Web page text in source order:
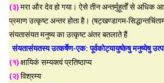
(३)मरा और देव हो गया। ऐसे तीन अन्तर्मुहूर्तों से अधिक
प्रमाण उत्कृष्ट अन्तर होता है। (षट्खण्डागम-
संयतासंयत मनुष्य का उत्कृष्ट अंतर बतलाते हैं
संयतासंयतस्य उत्कर्षेण-एक: पूर्वकोट्यायुष्केषु मनुष्येषु
(१)क्षायिकं सम्यक्त्वं प्रतिष्ठाप्य
(२)विश्रम्य